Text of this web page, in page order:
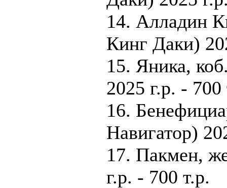
14. Алладин
Кинг Даки)
15. Яника,
2025 г.р. - 700
16.
Навигатор)
17. Пакмен,
г.р. - 700 т.р.